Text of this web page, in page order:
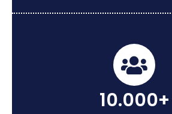
10.000+